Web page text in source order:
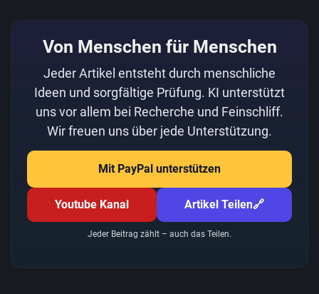
Von Menschen für Menschen
Jeder Artikel entsteht durch menschliche
Ideen und sorgfältige Prüfung. KI unterstützt
uns vor allem bei Recherche und Feinschliff.
Wir freuen uns über jede Unterstützung.
Mit PayPal unterstützen
Youtube Kanal Artikel Teilen🔗
Jeder Beitrag zählt – auch das Teilen.